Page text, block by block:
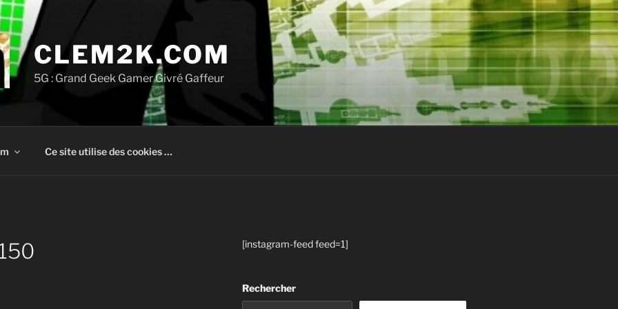
CLEM2K.COM
5G : Grand Geek Gamer Givré Gaffeur
Ce site utilise des cookies …
[instagram-feed feed=1]
Rechercher